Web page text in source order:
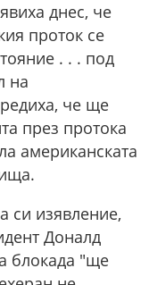
днес, че
проток се
. . . под
на
че ще
през протока
американската
си изявление,
Доналд
блокада "ще